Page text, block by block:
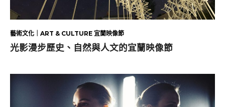
藝術文化｜ART & CULTURE 宜蘭映像節
光影漫步歷史、自然與人文的宜蘭映像節